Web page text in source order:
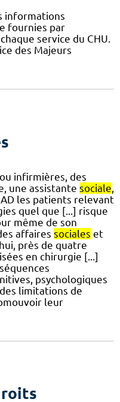
informations
fournies par
service du CHU.
des Majeurs
infirmières, des
une assistante sociale
les patients relevant
quel que [...] risque
même de son
affaires sociales et
près de quatre
en chirurgie [...]
psychologiques
limitations de
leur